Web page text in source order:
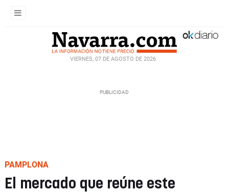
VIERNES, 07 DE AGOSTO DE 2026
PAMPLONA
El mercado que reúne este